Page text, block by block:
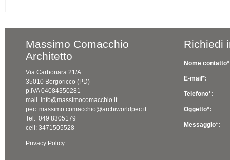
Massimo Comacchio
Architetto
Via Carbonara 21/A
35010 Borgoricco (PD)
p.IVA 04084350281
mail. info@massimocomacchio.it
pec. massimo.comacchio@archiworldpec.it
Tel. 049 8305179
cell: 3471505528
Privacy Policy
Richiedi
Nome
E-mail*:
Telefono*:
Oggetto*:
Messaggio*: